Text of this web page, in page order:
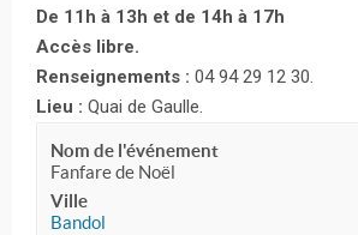
De 11h à 13h et de 14h à 17h
Accès libre.
Renseignements : 04 94 29 12 30.
Lieu : Quai de Gaulle.
Nom de l'événement
Fanfare de Noël
Ville
Bandol